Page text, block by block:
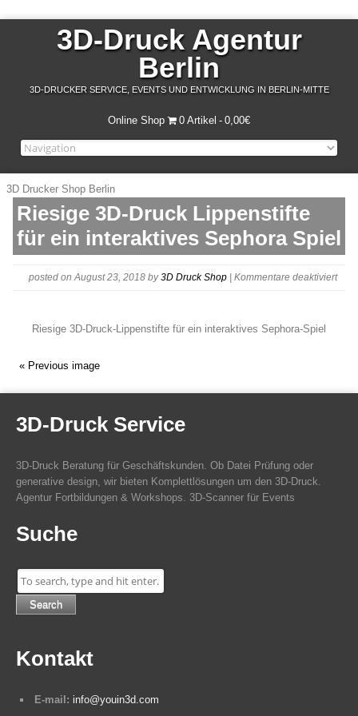
3D-Druck Agentur
Berlin
3D-DRUCKER SERVICE, EVENTS UND ENTWICKLUNG IN BERLIN-MITTE
Online Shop 0 Artikel 0,00€
3D Drucker Shop Berlin
Riesige 3D-Druck Lippenstifte
für ein interaktives Sephora Spiel
posted on August 23, 2018 by3D Druck Shop Kommentare deaktiviertfür
Riesige 3D-Druck-Lippenstifte für ein interaktives Sephora-Spiel
« Previous image
3D-Druck Service
3D-Druck Beratung für Geschäftskunden. Ob Datei Prüfung oder
generative design, wir bieten Komplettlösungen um den 3D-Druck.
Agentur Fortbildungen & Workshops. 3D-Scanner für Events
Suche
Search
Kontakt
E-mail: info@youin3d.com